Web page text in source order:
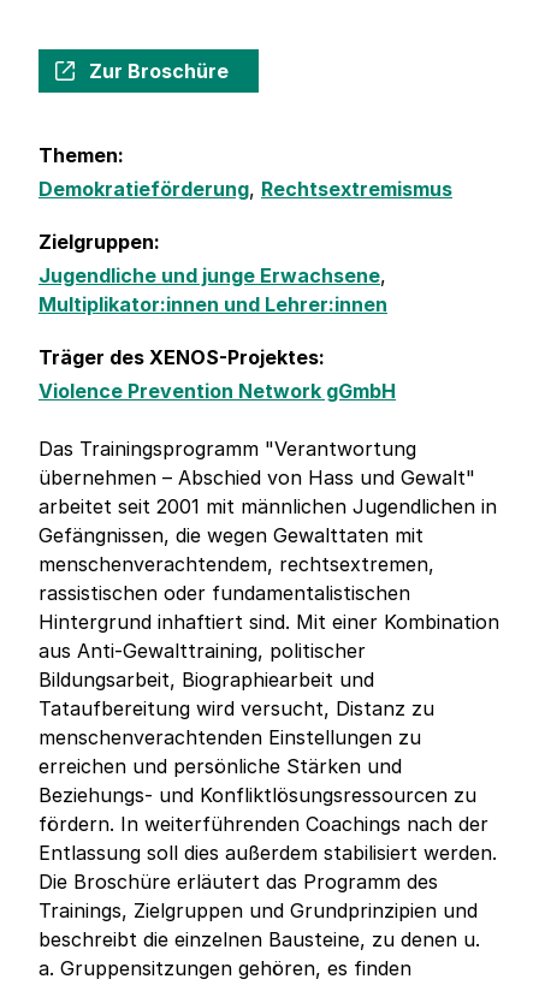
Zur Broschüre
Themen:
Demokratieförderung, Rechtsextremismus
Zielgruppen:
Jugendliche und junge Erwachsene,
Multiplikator:innen und Lehrer:innen
Träger des XENOS-Projektes:
Violence Prevention Network gGmbH
Das Trainingsprogramm "Verantwortung
übernehmen – Abschied von Hass und Gewalt"
arbeitet seit 2001 mit männlichen Jugendlichen in
Gefängnissen, die wegen Gewalttaten mit
menschenverachtendem, rechtsextremen,
rassistischen oder fundamentalistischen
Hintergrund inhaftiert sind. Mit einer Kombination
aus Anti-Gewalttraining, politischer
Bildungsarbeit, Biographiearbeit und
Tataufbereitung wird versucht, Distanz zu
menschenverachtenden Einstellungen zu
erreichen und persönliche Stärken und
Beziehungs- und Konfliktlösungsressourcen zu
fördern. In weiterführenden Coachings nach der
Entlassung soll dies außerdem stabilisiert werden.
Die Broschüre erläutert das Programm des
Trainings, Zielgruppen und Grundprinzipien und
beschreibt die einzelnen Bausteine, zu denen u.
a. Gruppensitzungen gehören, es finden